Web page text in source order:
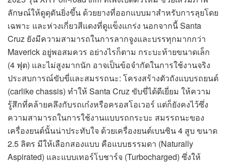
ลักษณ์ให้ดูดุดันยิ่งขึ้น ด้วยยางที่ออกแบบมาสำหรับการลุยโดย
เฉพาะ และห่วงเกี่ยวสีแดงที่ดูแข็งแกร่ง นอกจากนี้ Santa
Cruz ยังมีความสามารถในการลากจูงและบรรทุกมากกว่า
Maverick อยู่พอสมควร อย่างไรก็ตาม กระบะท้ายขนาดเล็ก
(4 ฟุต) และไม่สูงมากนัก อาจเป็นข้อจำกัดในการใช้งานจริง
ประสบการณ์ขับขี่และสมรรถนะ: โครงสร้างตัวถังแบบรถยนต์
(carlike chassis) ทำให้ Santa Cruz ขับขี่ได้ดีเยี่ยม ให้ความ
รู้สึกที่คล้ายคลึงกับรถเก๋งหรือครอสโอเวอร์ แต่ก็ยังคงไว้ซึ่ง
ความสามารถในการใช้งานแบบรถกระบะ สมรรถนะของ
เครื่องยนต์นั้นน่าประทับใจ ด้วยเครื่องยนต์เบนซิน 4 สูบ ขนาด
2.5 ลิตร มีให้เลือกสองแบบ คือแบบธรรมดา (Naturally
Aspirated) และแบบเทอร์โบชาร์จ (Turbocharged) ซึ่งให้